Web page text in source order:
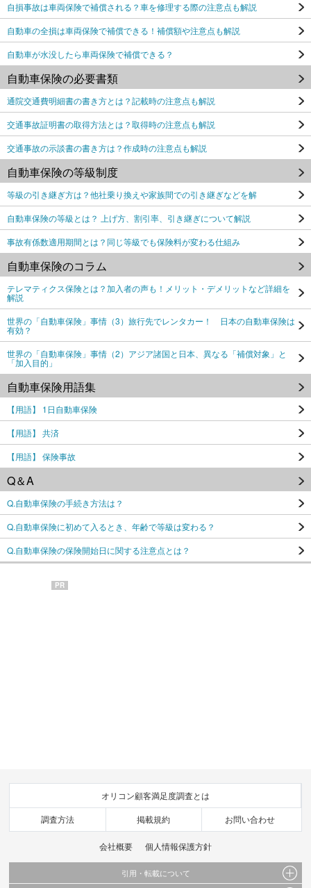
自損事故は車両保険で補償される？車を修理する際の注意点も解説
自動車の全損は車両保険で補償できる！補償額や注意点も解説
自動車が水没したら車両保険で補償できる？
自動車保険の必要書類
通院交通費明細書の書き方とは？記載時の注意点も解説
交通事故証明書の取得方法とは？取得時の注意点も解説
交通事故の示談書の書き方は？作成時の注意点も解説
自動車保険の等級制度
等級の引き継ぎ方は？他社乗り換えや家族間での引き継ぎなどを解
自動車保険の等級とは？ 上げ方、割引率、引き継ぎについて解説
事故有係数適用期間とは？同じ等級でも保険料が変わる仕組み
自動車保険のコラム
テレマティクス保険とは？加入者の声も！メリット・デメリットなど詳細を
解説
世界の「自動車保険」事情（3）旅行先でレンタカー！ 日本の自動車保険は
有効？
世界の「自動車保険」事情（2）アジア諸国と日本、異なる「補償対象」と
「加入目的」
自動車保険用語集
【用語】 1日自動車保険
【用語】 共済
【用語】 保険事故
Q＆A
Q.自動車保険の手続き方法は？
Q.自動車保険に初めて入るとき、年齢で等級は変わる？
Q.自動車保険の保険開始日に関する注意点とは？
PR
オリコン顧客満足度調査とは
調査方法 掲載規約 お問い合わせ
会社概要 個人情報保護方針
引用・転載について